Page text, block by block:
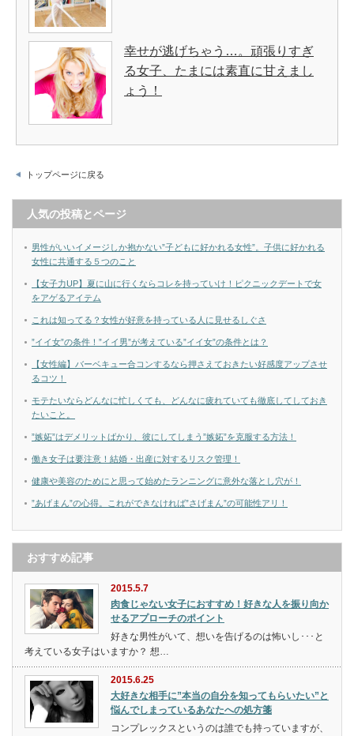
幸せが逃げちゃう…。頑張りすぎ
る女子、たまには素直に甘えまし
ょう！
トップページに戻る
人気の投稿とページ
男性がいいイメージしか抱かない”子どもに好かれる女性”。子供に好かれる
女性に共通する５つのこと
【女子力UP】夏に山に行くならコレを持っていけ！ピクニックデートで女
をアゲるアイテム
これは知ってる？女性が好意を持っている人に見せるしぐさ
”イイ女”の条件！”イイ男”が考えている”イイ女”の条件とは？
【女性編】バーベキュー合コンするなら押さえておきたい好感度アップさせ
るコツ！
モテたいならどんなに忙しくても、どんなに疲れていても徹底してしておき
たいこと。
”嫉妬”はデメリットばかり、彼にしてしまう”嫉妬”を克服する方法！
働き女子は要注意！結婚・出産に対するリスク管理！
健康や美容のためにと思って始めたランニングに意外な落とし穴が！
”あげまん”の心得。これができなければ”さげまん”の可能性アリ！
おすすめ記事
2015.5.7
肉食じゃない女子におすすめ！好きな人を振り向か
せるアプローチのポイント
好きな男性がいて、想いを告げるのは怖いし･･･と
考えている女子はいますか？ 想…
2015.6.25
大好きな相手に”本当の自分を知ってもらいたい”と
悩んでしまっているあなたへの処方箋
コンプレックスというのは誰でも持っていますが、